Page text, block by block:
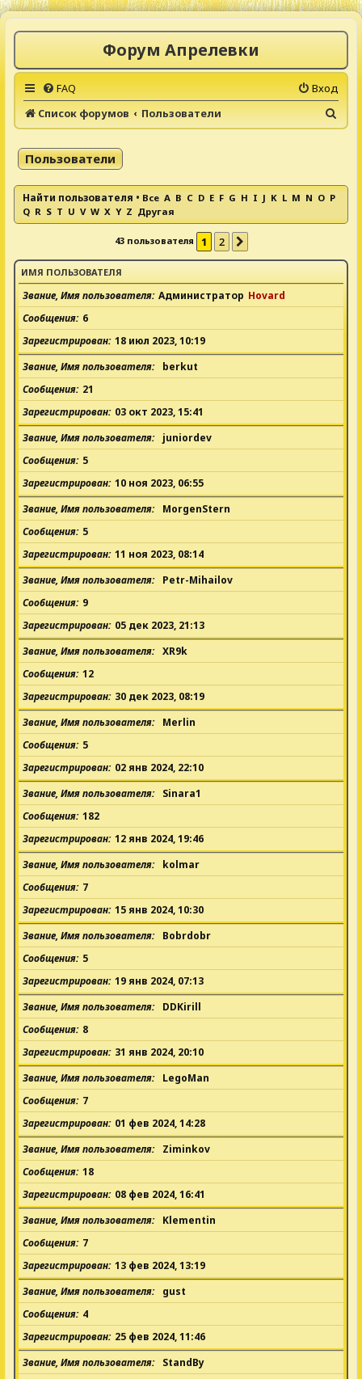
Форум Апрелевки
FAQ
Вход
Список форумов
Пользователи
о
к
Пользователи
Найти пользователя • Все A B C D E F G H I J K L M N O P
Q R S T U V W X Y Z Другая
43 пользователя 1 2
ИМЯ ПОЛЬЗОВАТЕЛЯ
Звание, Имя пользователя Администратор Hovard
Сообщения 6
Зарегистрирован 18 июл 2023, 10:19
Звание, Имя пользователя
berkut
Сообщения 21
Зарегистрирован 03 окт 2023, 15:41
Звание, Имя пользователя
juniordev
Сообщения 5
Зарегистрирован 10 ноя 2023, 06:55
Звание, Имя пользователя
MorgenStern
Сообщения 5
Зарегистрирован 11 ноя 2023, 08:14
Звание, Имя пользователя
Petr-Mihailov
Сообщения 9
Зарегистрирован 05 дек 2023, 21:13
Звание, Имя пользователя
XR9k
Сообщения 12
Зарегистрирован 30 дек 2023, 08:19
Звание, Имя пользователя
Merlin
Сообщения 5
Зарегистрирован 02 янв 2024, 22:10
Звание, Имя пользователя
Sinara1
Сообщения 182
Зарегистрирован 12 янв 2024, 19:46
Звание, Имя пользователя
kolmar
Сообщения 7
Зарегистрирован 15 янв 2024, 10:30
Звание, Имя пользователя
Bobrdobr
Сообщения 5
Зарегистрирован 19 янв 2024, 07:13
Звание, Имя пользователя
DDKirill
Сообщения 8
Зарегистрирован 31 янв 2024, 20:10
Звание, Имя пользователя
LegoMan
Сообщения 7
Зарегистрирован 01 фев 2024, 14:28
Звание, Имя пользователя
Ziminkov
Сообщения 18
Зарегистрирован 08 фев 2024, 16:41
Звание, Имя пользователя
Klementin
Сообщения 7
Зарегистрирован 13 фев 2024, 13:19
Звание, Имя пользователя
gust
Сообщения 4
Зарегистрирован 25 фев 2024, 11:46
Звание, Имя пользователя
StandBy